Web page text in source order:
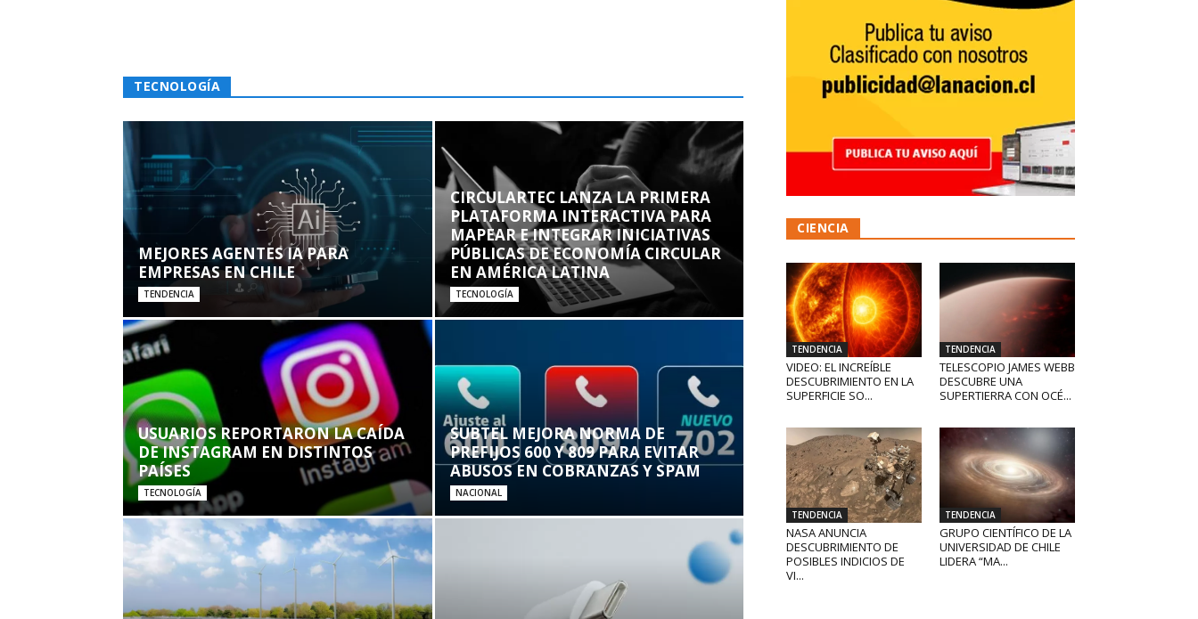
TECNOLOGÍA
MEJORES AGENTES IA PARA
EMPRESAS EN CHILE
TENDENCIA
CIRCULARTEC LANZA LA PRIMERA
PLATAFORMA INTERACTIVA PARA
MAPEAR E INTEGRAR INICIATIVAS
PÚBLICAS DE ECONOMÍA CIRCULAR
EN AMÉRICA LATINA
TECNOLOGÍA
USUARIOS REPORTARON LA CAÍDA
DE INSTAGRAM EN DISTINTOS
PAÍSES
TECNOLOGÍA
SUBTEL MEJORA NORMA DE
PREFIJOS 600 Y 809 PARA EVITAR
ABUSOS EN COBRANZAS Y SPAM
NACIONAL
CIENCIA
TENDENCIA
VIDEO: EL INCREÍBLE
DESCUBRIMIENTO EN LA
SUPERFICIE SO...
TENDENCIA
TELESCOPIO JAMES WEBB
DESCUBRE UNA
SUPERTIERRA CON OCÉ...
TENDENCIA
NASA ANUNCIA
DESCUBRIMIENTO DE
POSIBLES INDICIOS DE
VI...
TENDENCIA
GRUPO CIENTÍFICO DE LA
UNIVERSIDAD DE CHILE
LIDERA “MA...